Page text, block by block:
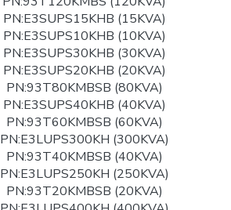
PN:E3SUPS15KHB (15KVA)
PN:E3SUPS10KHB (10KVA)
PN:E3SUPS30KHB (30KVA)
PN:E3SUPS20KHB (20KVA)
PN:93T80KMBSB (80KVA)
PN:E3SUPS40KHB (40KVA)
PN:93T60KMBSB (60KVA)
PN:E3LUPS300KH (300KVA)
PN:93T40KMBSB (40KVA)
PN:E3LUPS250KH (250KVA)
PN:93T20KMBSB (20KVA)